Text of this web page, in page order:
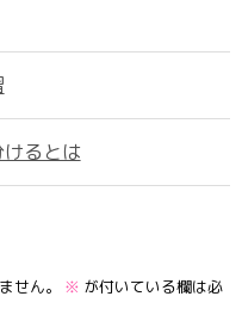
るとは
せん。 ※ が付いている欄は必